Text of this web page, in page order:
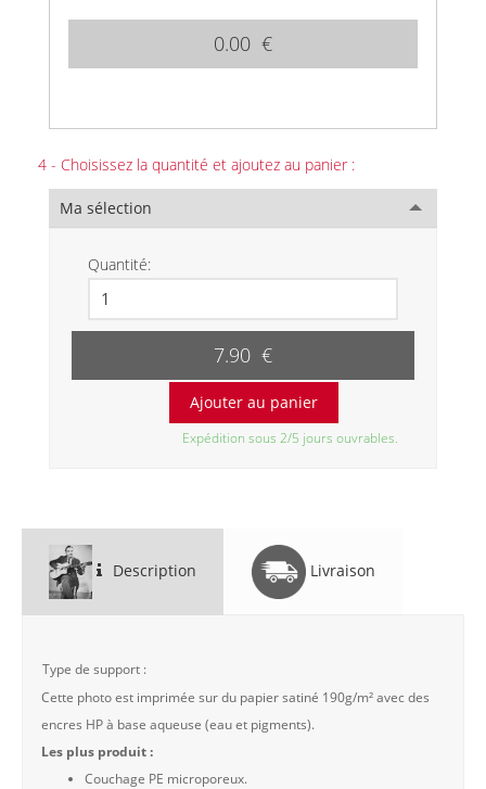
0.00 €
4 - Choisissez la quantité et ajoutez au panier :
Ma sélection
Quantité:
7.90 €
Expédition sous 2/5 jours ouvrables.
Description Livraison
Type de support :
Cette photo est imprimée sur du papier satiné 190g/m² avec des
encres HP à base aqueuse (eau et pigments).
Les plus produit :
Couchage PE microporeux.